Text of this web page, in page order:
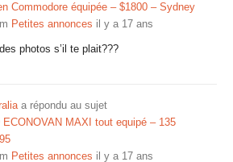
Commodore équipée – $1800 – Sydney
Petites annonces il y a 17 ans
photos s’il te plait???
a répondu au sujet
ECONOVAN MAXI tout equipé – 135
Petites annonces il y a 17 ans